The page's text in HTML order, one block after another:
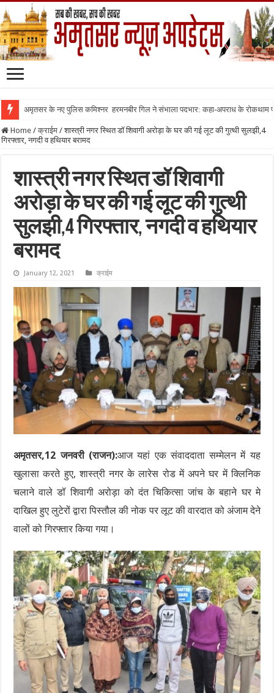
अमृतसर के नए पुलिस कमिश्नर हरमनबीर गिल ने संभाला पदभार: कहा-अपराध के रोकथाम
Home / क्राईम / शास्त्री नगर स्थित डॉ शिवागी अरोड़ा के घर की गई लूट की गुत्थी सुलझी,4
गिरफ्तार, नगदी व हथियार बरामद
शास्त्री नगर स्थित डॉ शिवागी
अरोड़ा के घर की गई लूट की गुत्थी
सुलझी,4 गिरफ्तार, नगदी व हथियार
बरामद
January 12, 2021 क्राईम
अमृतसर,12 जनवरी (राजन):आज यहां एक संवाददाता सम्मेलन में यह
खुलासा करते हुए, शास्त्री नगर के लारेस रोड में अपने घर में क्लिनिक
चलाने वाले डॉ शिवागी अरोड़ा को दंत चिकित्सा जांच के बहाने घर मे
दाखिल हुए लुटेरों द्वारा पिस्तौल की नोक पर लूट की वारदात को अंजाम देने
वालों को गिरफ्तार किया गया।